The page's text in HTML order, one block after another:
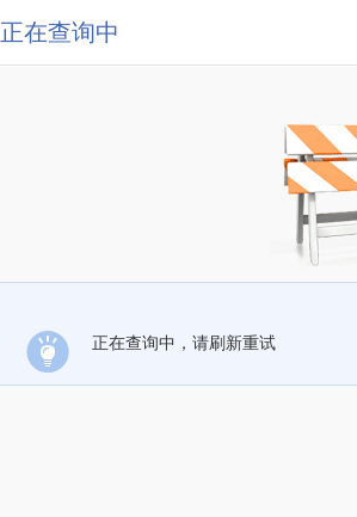
正在查询中
正在查询中，请刷新重试